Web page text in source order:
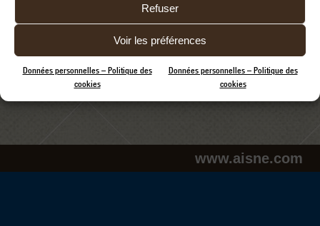
Refuser
Voir les préférences
Données personnelles – Politique des
cookies
Données personnelles – Politique des
cookies
www.aisne.com